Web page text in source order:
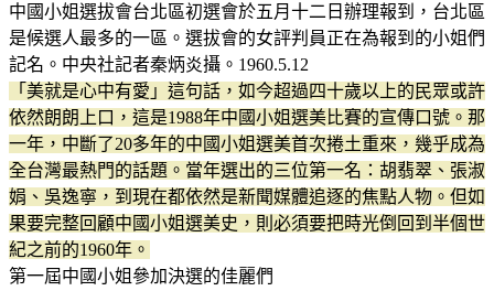
中國小姐選拔會台北區初選會於五月十二日辦理報到，台北區
是候選人最多的一區。選拔會的女評判員正在為報到的小姐們
記名。中央社記者秦炳炎攝。1960.5.12
「美就是心中有愛」這句話，如今超過四十歲以上的民眾或許
依然朗朗上口，這是1988年中國小姐選美比賽的宣傳口號。那
一年，中斷了20多年的中國小姐選美首次捲土重來，幾乎成為
全台灣最熱門的話題。當年選出的三位第一名：胡翡翠、張淑
娟、吳逸寧，到現在都依然是新聞媒體追逐的焦點人物。但如
果要完整回顧中國小姐選美史，則必須要把時光倒回到半個世
紀之前的1960年。
第一屆中國小姐參加決選的佳麗們